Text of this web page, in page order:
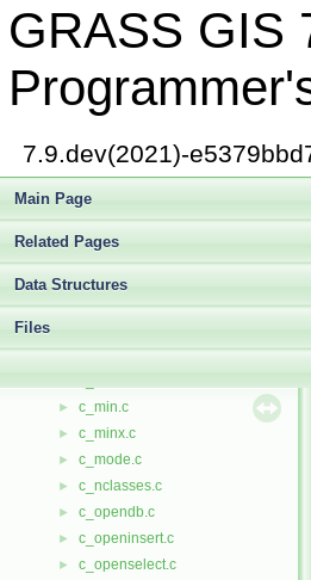
GRASS GIS
7.9.dev(2021)-
Main Page
Related Pages
Data Structures
Files
► c_execute.c
► c_fetch.c
► c_insert.c
c_intr.c
c_kurt.c
c_list_drivers.c
► c_list_idx.c
► c_list_tabs.c
► c_listdb.c
► c_max.c
► c_maxx.c
► c_median.c
► c_min.c
► c_minx.c
► c_mode.c
► c_nclasses.c
► c_opendb.c
► c_openinsert.c
► c_openselect.c